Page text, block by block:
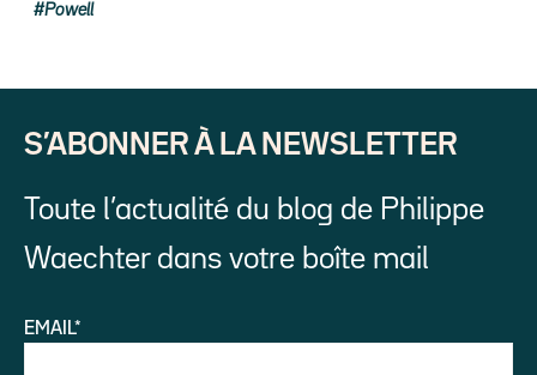
Powell
S’ABONNER À LA NEWSLETTER
Toute l’actualité du blog de Philippe
Waechter dans votre boîte mail
EMAIL*